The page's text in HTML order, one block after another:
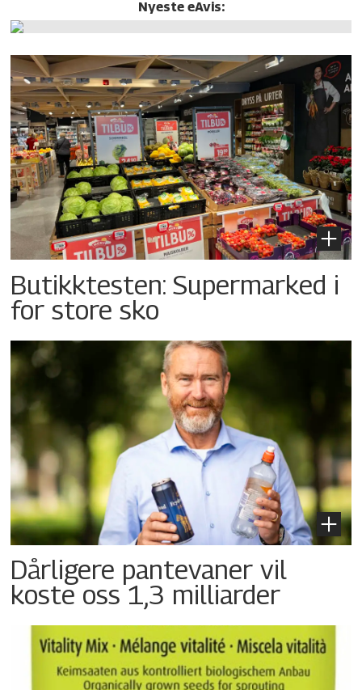
Nyeste eAvis:
Butikktesten: Supermarked i
for store sko
Dårligere pantevaner vil
koste oss 1,3 milliarder